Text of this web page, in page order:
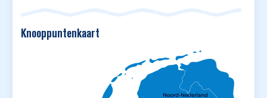
Knooppuntenkaart